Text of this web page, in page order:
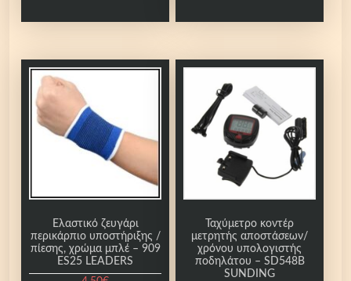
ό
ο
π
ρ
ό
ν
έ
χ
ε
Ελαστικό ζευγάρι
περικάρπιο υποστήριξης /
πίεσης, χρώμα μπλέ – 909
ES25 LEADERS
Ταχύμετρο κοντέρ
μετρητής αποστάσεων/
χρόνου υπολογιστής
ποδηλάτου – SD548B
SUNDING